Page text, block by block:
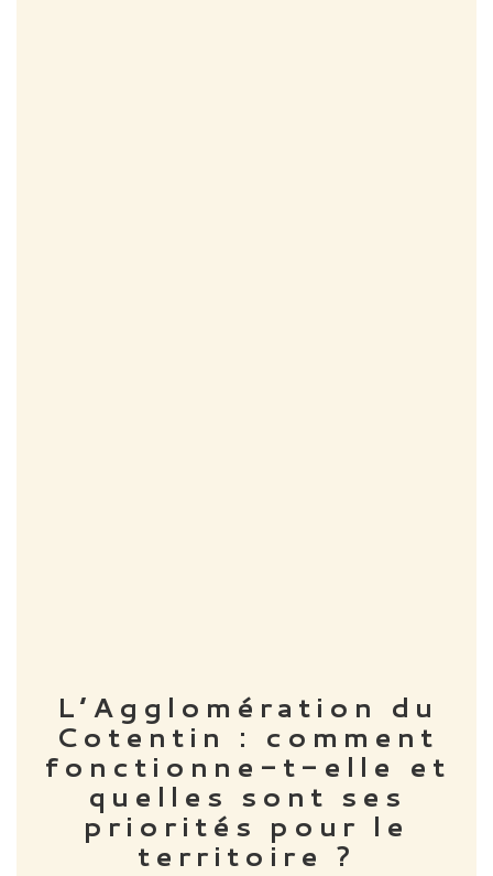
L’Agglomération du
Cotentin : comment
fonctionne-t-elle et
quelles sont ses
priorités pour le
territoire ?